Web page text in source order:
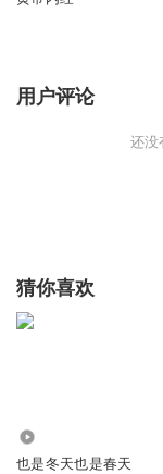
用户评论
还没
猜你喜欢
也是冬天也是春天